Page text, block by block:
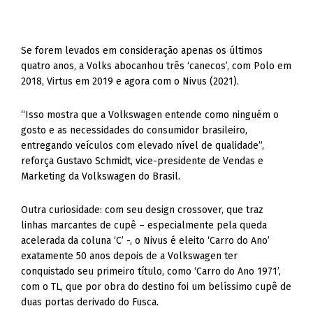
Se forem levados em consideração apenas os últimos
quatro anos, a Volks abocanhou três ‘canecos’, com Polo em
2018, Virtus em 2019 e agora com o Nivus (2021).
“Isso mostra que a Volkswagen entende como ninguém o
gosto e as necessidades do consumidor brasileiro,
entregando veículos com elevado nível de qualidade”,
reforça Gustavo Schmidt, vice-presidente de Vendas e
Marketing da Volkswagen do Brasil.
Outra curiosidade: com seu design crossover, que traz
linhas marcantes de cupê – especialmente pela queda
acelerada da coluna ‘C’ -, o Nivus é eleito ‘Carro do Ano’
exatamente 50 anos depois de a Volkswagen ter
conquistado seu primeiro título, como ‘Carro do Ano 1971’,
com o TL, que por obra do destino foi um belíssimo cupê de
duas portas derivado do Fusca.